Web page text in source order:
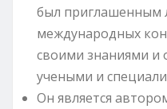
был приглашенным
международных
своими знаниями
учеными и
Он является